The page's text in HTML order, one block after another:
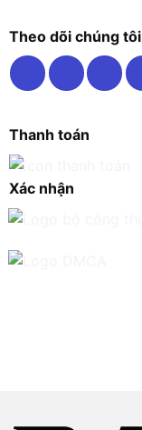
Theo dõi chúng tôi
Thanh toán
Xác nhận